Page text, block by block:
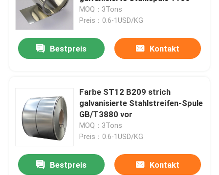
MOQ：3Tons
Preis：0.6-1USD/KG
Bestpreis Kontakt
Farbe ST12 B209 strich
galvanisierte Stahlstreifen-Spule
GB/T3880 vor
MOQ：3Tons
Preis：0.6-1USD/KG
Bestpreis Kontakt